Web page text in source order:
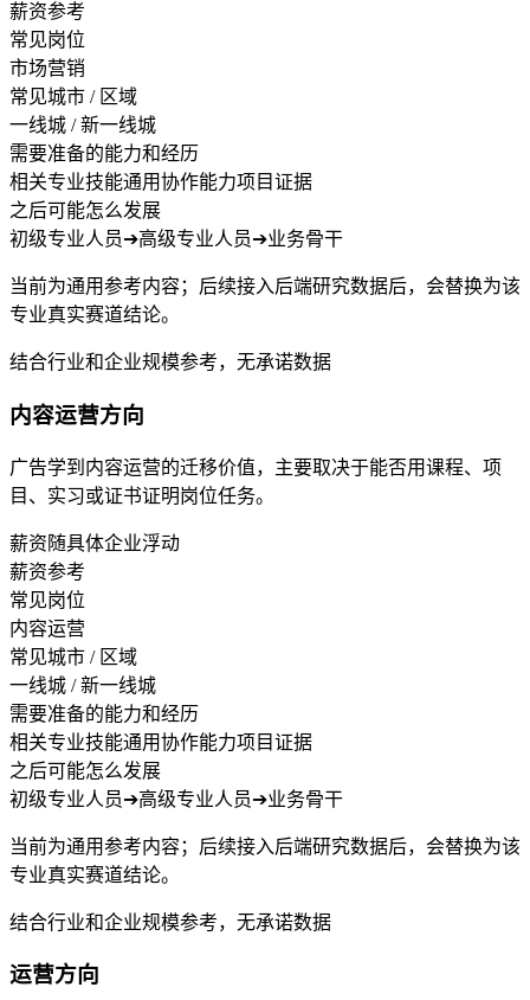
薪资参考
常见岗位
市场营销
常见城市 / 区域
一线城 / 新一线城
需要准备的能力和经历
相关专业技能通用协作能力项目证据
之后可能怎么发展
初级专业人员➔高级专业人员➔业务骨干
当前为通用参考内容；后续接入后端研究数据后，会替换为该
专业真实赛道结论。
结合行业和企业规模参考，无承诺数据
内容运营方向
广告学到内容运营的迁移价值，主要取决于能否用课程、项
目、实习或证书证明岗位任务。
薪资随具体企业浮动
薪资参考
常见岗位
内容运营
常见城市 / 区域
一线城 / 新一线城
需要准备的能力和经历
相关专业技能通用协作能力项目证据
之后可能怎么发展
初级专业人员➔高级专业人员➔业务骨干
当前为通用参考内容；后续接入后端研究数据后，会替换为该
专业真实赛道结论。
结合行业和企业规模参考，无承诺数据
运营方向